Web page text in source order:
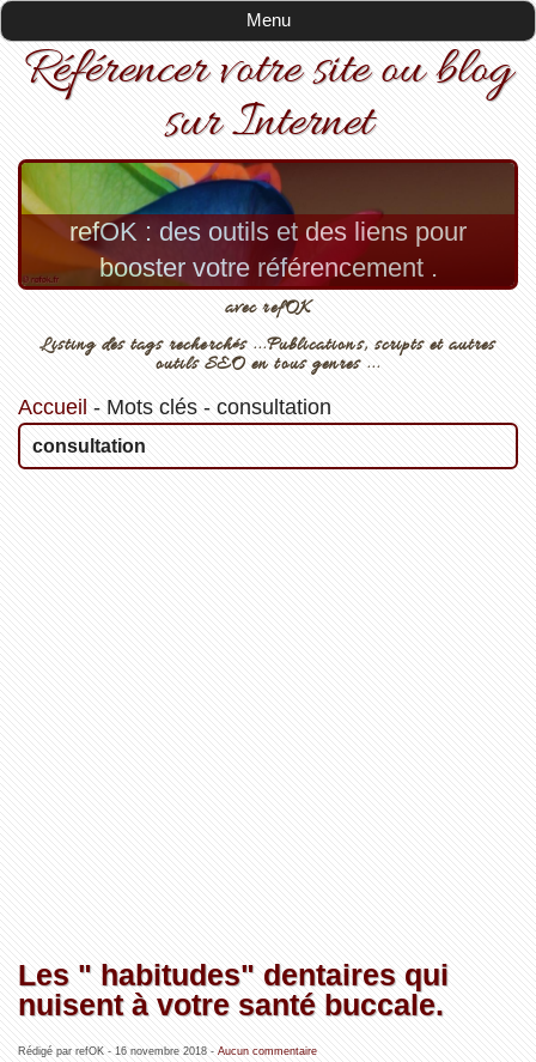
Menu
Référencer votre site ou blog
sur Internet
refOK : des outils et des liens pour
booster votre référencement .
avec refOK
Listing des tags recherchés ...Publications, scripts et autres
outils SEO en tous genres ...
Accueil - Mots clés- consultation
consultation
Les " habitudes" dentaires qui
nuisent à votre santé buccale.
Rédigé par refOK - 16 novembre 2018- Aucun commentaire